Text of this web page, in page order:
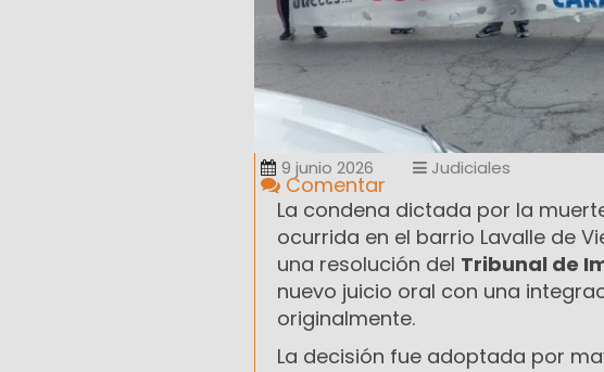
9 junio 2026 Judiciales
Comentar
La condena dictada por la
ocurrida en el barrio Lavalle de
una resolución del Tribunal de
nuevo juicio oral con una
originalmente.
La decisión fue adoptada por